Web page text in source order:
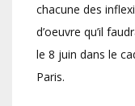
chacune des
d’oeuvre qu’il
le 8 juin dans le
Paris.